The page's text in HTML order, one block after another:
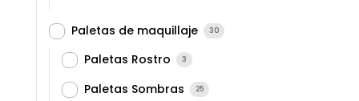
Paletas de maquillaje 30
Paletas Rostro 3
Paletas Sombras 25